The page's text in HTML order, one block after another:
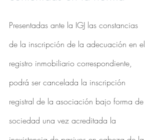
Presentadas ante la IGJ las constancias
de la inscripción de la adecuación en el
registro inmobiliario correspondiente,
podrá ser cancelada la inscripción
registral de la asociación bajo forma de
sociedad una vez acreditada la